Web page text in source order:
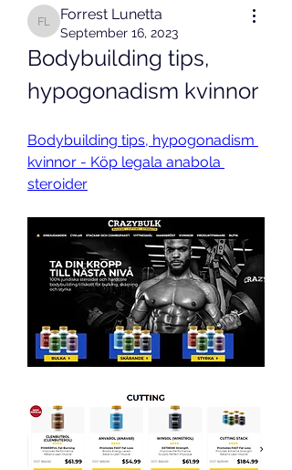
Forrest Lunetta
Forrest Lunetta
September 16, 2023
Bodybuilding tips,
hypogonadism kvinnor
Bodybuilding tips, hypogonadism
kvinnor - Köp legala anabola
steroider